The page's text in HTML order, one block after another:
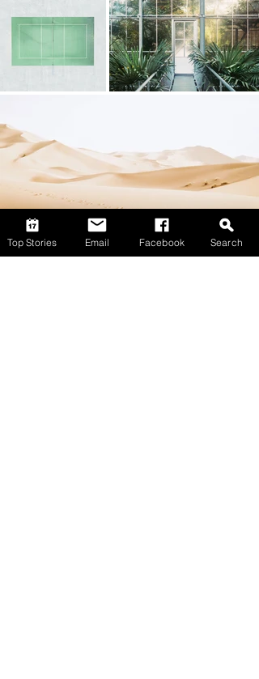
Top Stories Email Facebook Search